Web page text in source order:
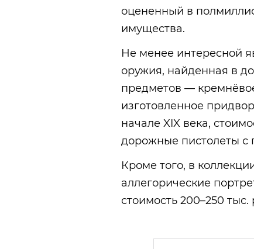
оцененный в
имущества.
Не менее интересной
оружия, найденная в
предметов —
изготовленное
начале XIX века,
дорожные пистолеты с
Кроме того, в
аллегорические
стоимость 200–250